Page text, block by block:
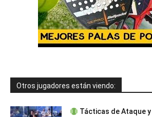
Otros jugadores están viendo:
Tácticas de Ataque